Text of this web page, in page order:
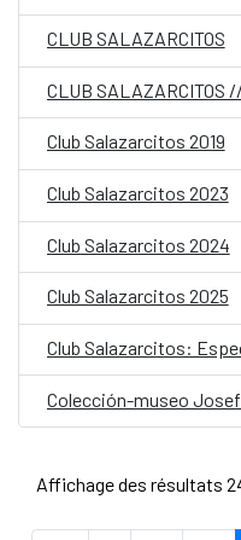
CLUB SALAZARCITOS
Club Salazarcitos 2019
Club Salazarcitos 2023
Club Salazarcitos 2024
Club Salazarcitos 2025
Club Salazarcitos:
Colección-museo
Affichage des résultats